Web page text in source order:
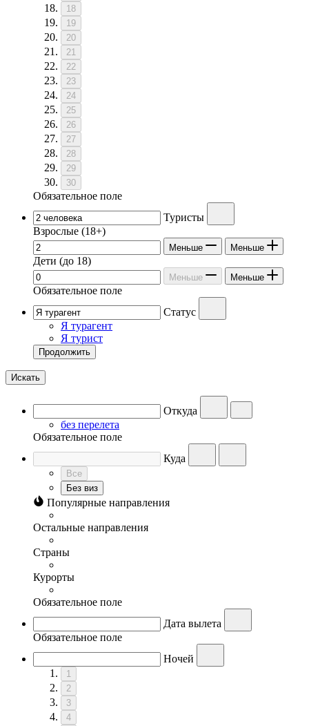
18
19
20
21
22
23
24
25
26
27
28
29
30
Обязательное поле
Туристы
Взрослые (18+)
Меньше Меньше
Дети (до 18)
Меньше Меньше
Обязательное поле
Статус
Я турагент
Я турист
Продолжить
Искать
Откуда
без перелета
Обязательное поле
Куда
Все
Без виз
Популярные направления
Остальные направления
Страны
Курорты
Обязательное поле
Дата вылета
Обязательное поле
Ночей
1
2
3
4